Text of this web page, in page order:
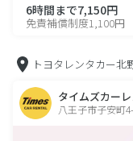
6時間まで7,150円
免責補償制度1,100円
トヨタレンタカー北
タイムズカー
八王子市子安町